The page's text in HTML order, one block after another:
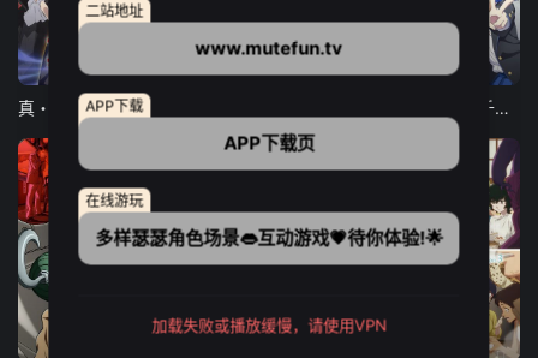
12集全 13集全
弹珠汽水瓶里的千岁同学
二站地址
www.mutefun.tv
APP下载
APP下载页
在线游玩
多样瑟瑟角色场景👄互动游戏💗待你体验!🌟
加载失败或播放缓慢，请使用VPN